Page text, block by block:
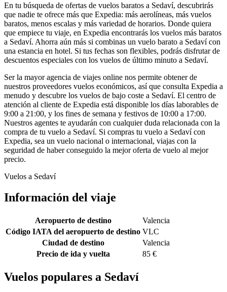
En tu búsqueda de ofertas de vuelos baratos a Sedaví, descubrirás
que nadie te ofrece más que Expedia: más aerolíneas, más vuelos
baratos, menos escalas y más variedad de horarios. Donde quiera
que empiece tu viaje, en Expedia encontrarás los vuelos más baratos
a Sedaví. Ahorra aún más si combinas un vuelo barato a Sedaví con
una estancia en hotel. Si tus fechas son flexibles, podrás disfrutar de
descuentos especiales con los vuelos de último minuto a Sedaví.
Ser la mayor agencia de viajes online nos permite obtener de
nuestros proveedores vuelos económicos, así que consulta Expedia a
menudo y descubre los vuelos de bajo coste a Sedaví. El centro de
atención al cliente de Expedia está disponible los días laborables de
9:00 a 21:00, y los fines de semana y festivos de 10:00 a 17:00.
Nuestros agentes te ayudarán con cualquier duda relacionada con la
compra de tu vuelo a Sedaví. Si compras tu vuelo a Sedaví con
Expedia, sea un vuelo nacional o internacional, viajas con la
seguridad de haber conseguido la mejor oferta de vuelo al mejor
precio.
Vuelos a Sedaví
Información del viaje
Aeropuerto de destino
Valencia
Código IATA del aeropuerto de destino VLC
Ciudad de destino
Valencia
Precio de ida y vuelta
85 €
Vuelos populares a Sedaví